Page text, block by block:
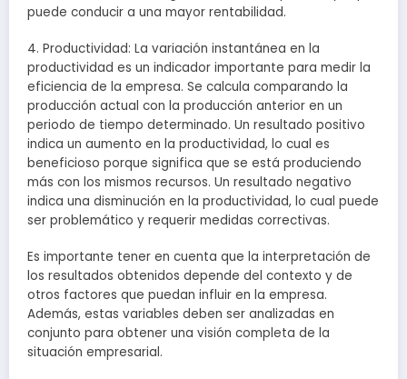
puede conducir a una mayor rentabilidad.
4. Productividad: La variación instantánea en la
productividad es un indicador importante para medir la
eficiencia de la empresa. Se calcula comparando la
producción actual con la producción anterior en un
periodo de tiempo determinado. Un resultado positivo
indica un aumento en la productividad, lo cual es
beneficioso porque significa que se está produciendo
más con los mismos recursos. Un resultado negativo
indica una disminución en la productividad, lo cual puede
ser problemático y requerir medidas correctivas.
Es importante tener en cuenta que la interpretación de
los resultados obtenidos depende del contexto y de
otros factores que puedan influir en la empresa.
Además, estas variables deben ser analizadas en
conjunto para obtener una visión completa de la
situación empresarial.